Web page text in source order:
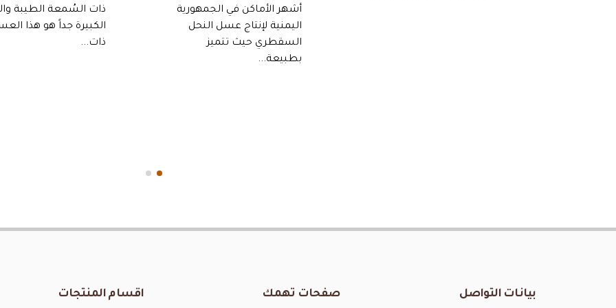
ذات السُمعة الطيبة والشهرة
الكبيرة جداً هو هذا العسل
ذات...
الى ان اليمن تعتبر من
ذات الشهرة...
بيانات التواصل صفحات تهمك اقسام المنتجات